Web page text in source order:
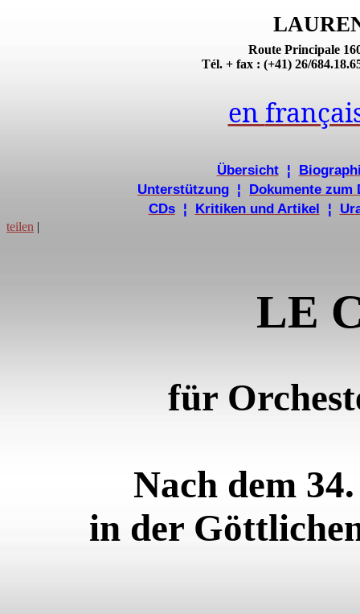
Route Principale
Tél. + fax : (+41) 26/
en
Übersicht ¦
Unterstützung ¦ Dokumente zum
CDs ¦ Kritiken und Artikel ¦
teilen |
LE
für
Nach dem
in der